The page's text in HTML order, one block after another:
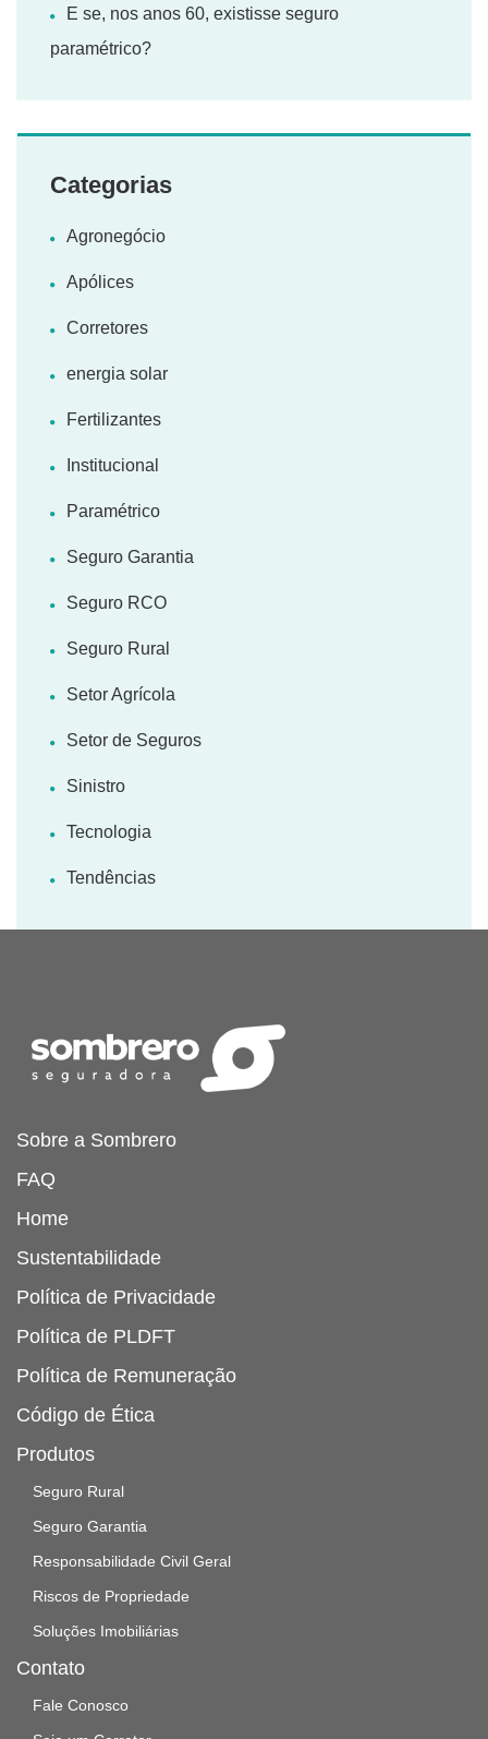
E se, nos anos 60, existisse seguro
paramétrico?
Categorias
Agronegócio
Apólices
Corretores
energia solar
Fertilizantes
Institucional
Paramétrico
Seguro Garantia
Seguro RCO
Seguro Rural
Setor Agrícola
Setor de Seguros
Sinistro
Tecnologia
Tendências
Sobre a Sombrero
FAQ
Home
Sustentabilidade
Política de Privacidade
Política de PLDFT
Política de Remuneração
Código de Ética
Produtos
Seguro Rural
Seguro Garantia
Responsabilidade Civil Geral
Riscos de Propriedade
Soluções Imobiliárias
Contato
Fale Conosco